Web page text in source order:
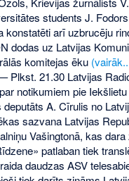
students J.
konstatēti arī uzbrucēju
dodas uz Latvijas
komitejas ēku
Plkst. 21.30 Latvijas
notikumiem pie
deputāts A. Cīrulis no
sazvana Latvijas
Vašingtonā, kas
patlaban tiek
daudzas ASV